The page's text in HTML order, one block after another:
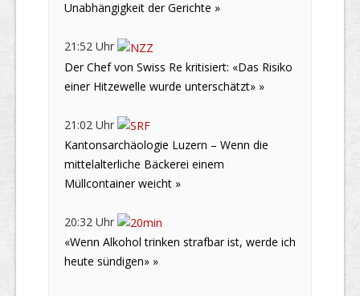
Unabhängigkeit der Gerichte »
21:52 Uhr
Der Chef von Swiss Re kritisiert: «Das Risiko
einer Hitzewelle wurde unterschätzt» »
21:02 Uhr
Kantonsarchäologie Luzern – Wenn die
mittelalterliche Bäckerei einem
Müllcontainer weicht »
20:32 Uhr
«Wenn Alkohol trinken strafbar ist, werde ich
heute sündigen» »